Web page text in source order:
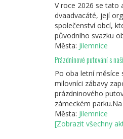
V roce 2026 se tato
dvaadvacáté, její
společenství obcí,
původního svazku
Města: Jilemnice
Prázdninové putování s
Po oba letní měsíce
milovníci zábavy
prázdninového
zámeckém
Města: Jilemnice
[Zobrazit všechny